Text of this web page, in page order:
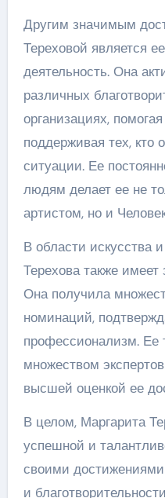
Другим значимым
Тереховой является
деятельность. Она
различных
организациях,
поддерживая тех, кто
ситуации. Ее
людям делает ее не
артистом, но и
В области искусства
Терехова также имеет
Она получила
номинаций,
профессионализм. Ее
множеством
высшей оценкой ее
В целом, Маргарита
успешной и
своими достижениями
и